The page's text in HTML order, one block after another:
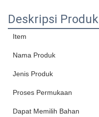
Deskripsi Produk
Item
Nama Produk
Jenis Produk
Proses Permukaan
Dapat Memilih Bahan